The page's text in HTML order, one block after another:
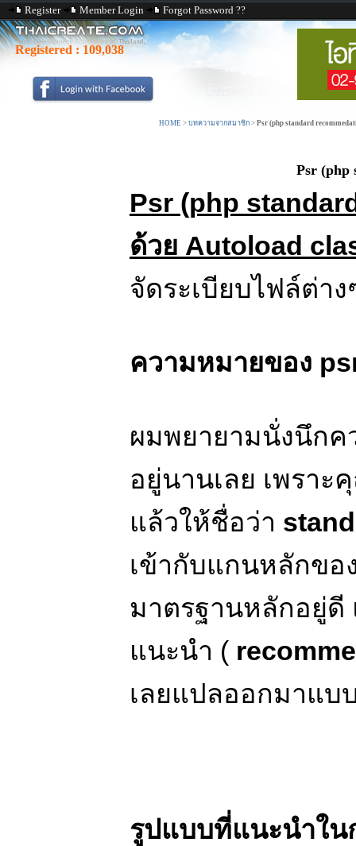
Register Member Login Forgot Password ??
Registered : 109,038
HOME > บทความจากสมาชิก > Psr (php standard
Psr (php
Psr (php
ด้วย Autoload
จัดระเบียบไฟล์ต่าง
ความหมายของ
ผมพยายามนั่งนึก
อยู่นานเลย เพรา
แล้วให้ชื่อว่า
เข้ากับแกนหลักข
มาตรฐานหลักอยู่ดี
แนะนำ (
เลยแปลออกมาแบ
รูปแบบที่แนะนำใน